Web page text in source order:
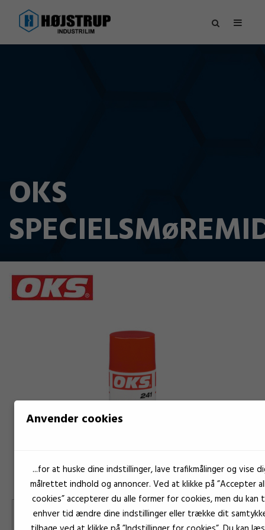
OKS
Anvender cookies
...for at huske dine indstillinger, lave trafikmålinger og vise
målrettet indhold og annoncer. Ved at klikke på ”Accepter
cookies” accepterer du alle former for cookies, men du kan
enhver tid ændre dine indstillinger eller trække dit